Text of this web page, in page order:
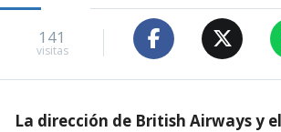
141
visitas
La dirección de British Airways y